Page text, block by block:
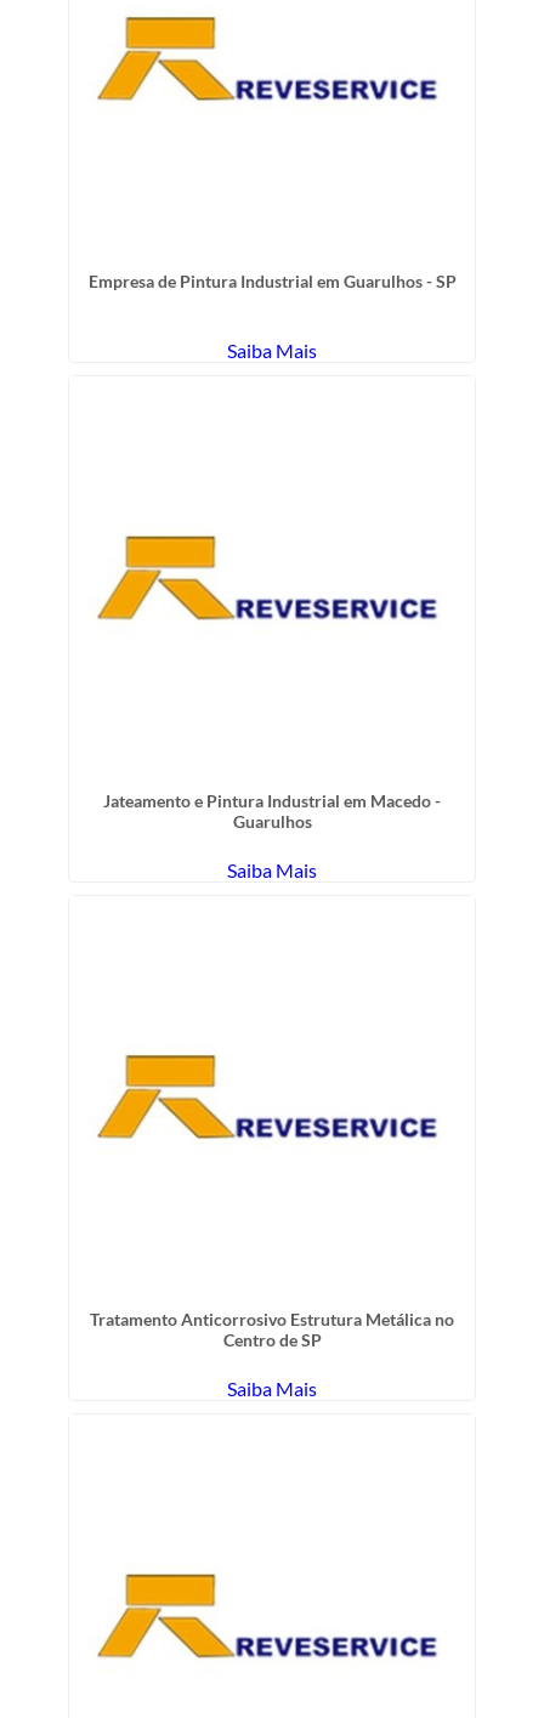
Empresa de Pintura Industrial em Guarulhos - SP
Saiba Mais
Jateamento e Pintura Industrial em Macedo -
Guarulhos
Saiba Mais
Tratamento Anticorrosivo Estrutura Metálica no
Centro de SP
Saiba Mais